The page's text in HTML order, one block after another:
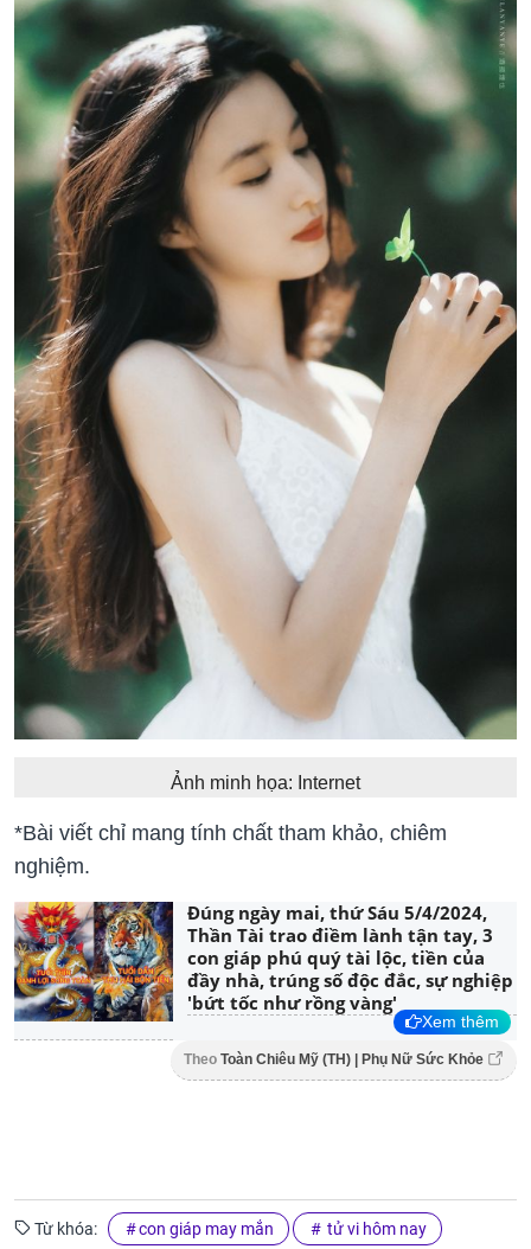
Ảnh minh họa: Internet
*Bài viết chỉ mang tính chất tham khảo, chiêm
nghiệm.
Đúng ngày mai, thứ Sáu 5/4/2024,
Thần Tài trao điềm lành tận tay, 3
con giáp phú quý tài lộc, tiền của
đầy nhà, trúng số độc đắc, sự nghiệp
'bứt tốc như rồng vàng'
Xem thêm
Theo Toàn Chiêu Mỹ (TH) | Phụ Nữ Sức Khỏe
Từ khóa: con giáp may mắn tử vi hôm nay